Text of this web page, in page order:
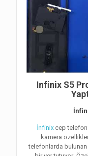
Infinix S5
İnfinix cep
kamera
telefonlarda bulunan